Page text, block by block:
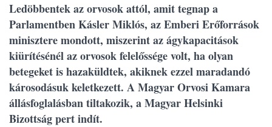
Ledöbbentek az orvosok attól, amit tegnap a
Parlamentben Kásler Miklós, az Emberi Erőforrások
minisztere mondott, miszerint az ágykapacitások
kiürítésénél az orvosok felelőssége volt, ha olyan
betegeket is hazaküldtek, akiknek ezzel maradandó
károsodásuk keletkezett. A Magyar Orvosi Kamara
állásfoglalásban tiltakozik, a Magyar Helsinki
Bizottság pert indít.